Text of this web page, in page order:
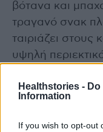
Healthstories -
Information
If you wish to opt-out
βότανα και
τραγανό σνακ
ταιριάζει στους
υψηλή
Μπορείτε να
σχοινόπρασο.